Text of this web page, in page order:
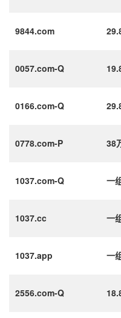
9844.com
0057.com-Q
0166.com-Q
0778.com-P 38
1037.com-Q 一
1037.cc 一
1037.app 一
2556.com-Q